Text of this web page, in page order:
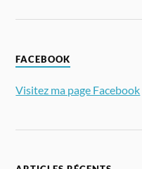
FACEBOOK
Visitez ma page Facebook